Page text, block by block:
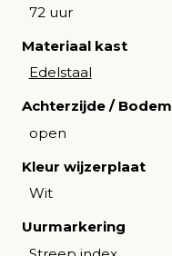
72 uur
Materiaal kast
Edelstaal
Achterzijde / Bodem
open
Kleur wijzerplaat
Wit
Uurmarkering